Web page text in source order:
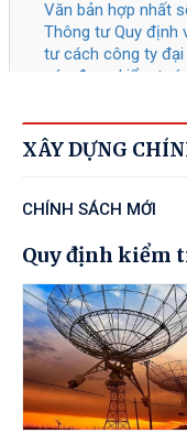
05/08/2026
/QĐ-TTg
05/08/2026
31/CT-TTg
XÂY DỰNG
CHÍNH SÁCH MỚI
Quy định kiểm